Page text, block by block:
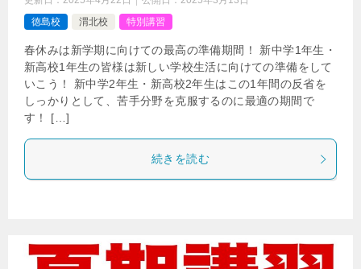
徳島校
渭北校 特別講習
春休みは新学期に向けての最高の準備期間！ 新中学1年生・
新高校1年生の皆様は新しい学校生活に向けての準備をして
いこう！ 新中学2年生・新高校2年生はこの1年間の反省を
しっかりとして、苦手分野を克服するのに最適の期間で
す！ […]
続きを読む